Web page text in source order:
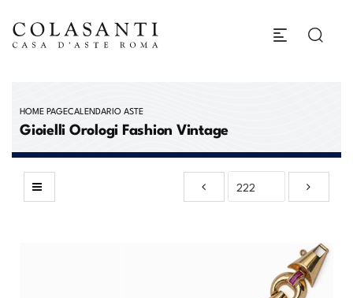
HOME PAGECALENDARIO ASTE
Gioielli Orologi Fashion Vintage